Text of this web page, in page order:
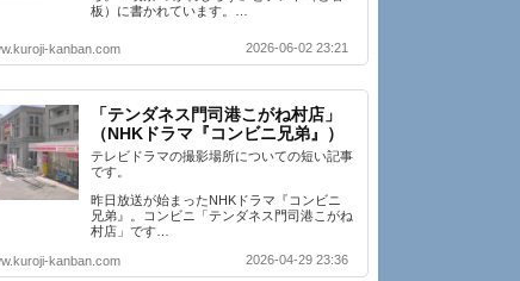
板）に書かれています。…
kanban.com 2026-06-02 23:21
「テンダネス門司港こがね村店」
（NHKドラマ『コンビニ兄弟』）
テレビドラマの撮影場所についての短い記事
です。
昨日放送が始まったNHKドラマ『コンビニ
兄弟』。コンビニ「テンダネス門司港こがね
村店」です…
kanban.com 2026-04-29 23:36